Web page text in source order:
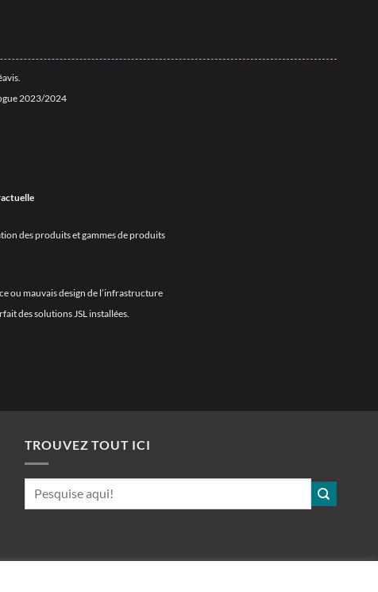
2023/2024
des produits et gammes de produits
ou mauvais design de l’infrastructure
des solutions JSL installées.
TROUVEZ TOUT ICI